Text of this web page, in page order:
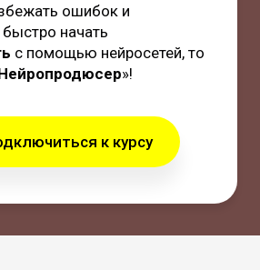
ошибок и
начать
с помощью нейросетей, то
»!
к курсу